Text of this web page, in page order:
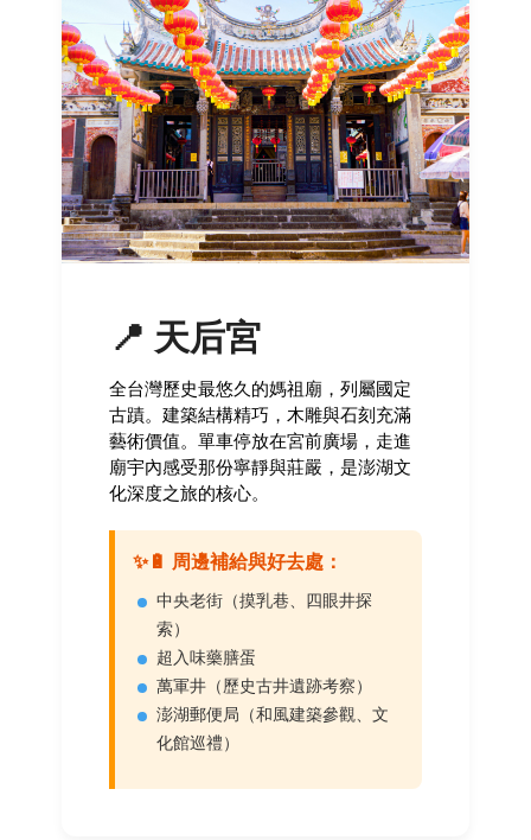
📍 天后宮
全台灣歷史最悠久的媽祖廟，列屬國定
古蹟。建築結構精巧，木雕與石刻充滿
藝術價值。單車停放在宮前廣場，走進
廟宇內感受那份寧靜與莊嚴，是澎湖文
化深度之旅的核心。
✨🔋 周邊補給與好去處：
中央老街（摸乳巷、四眼井探
索）
超入味藥膳蛋
萬軍井（歷史古井遺跡考察）
澎湖郵便局（和風建築參觀、文
化館巡禮）